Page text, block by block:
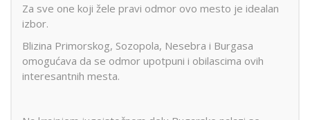
Za sve one koji žele pravi odmor ovo mesto je idealan
izbor.
Blizina Primorskog, Sozopola, Nesebra i Burgasa
omogućava da se odmor upotpuni i obilascima ovih
interesantnih mesta.